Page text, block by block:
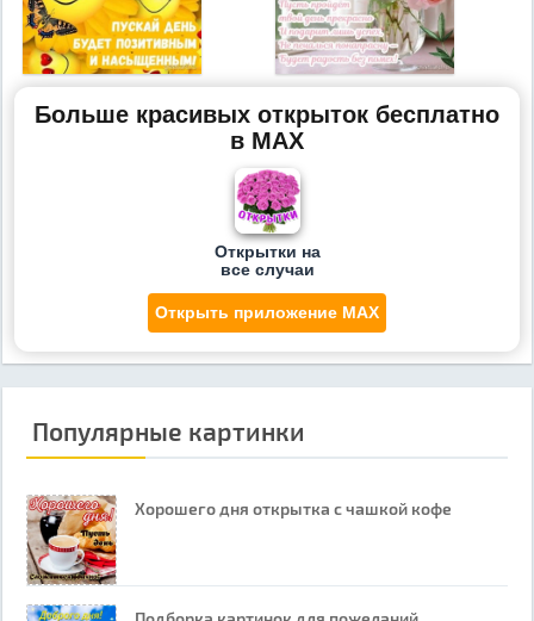
Больше красивых открыток бесплатно
в MAX
Открытки на
все случаи
Открыть приложение MAX
Популярные картинки
Хорошего дня открытка с чашкой кофе